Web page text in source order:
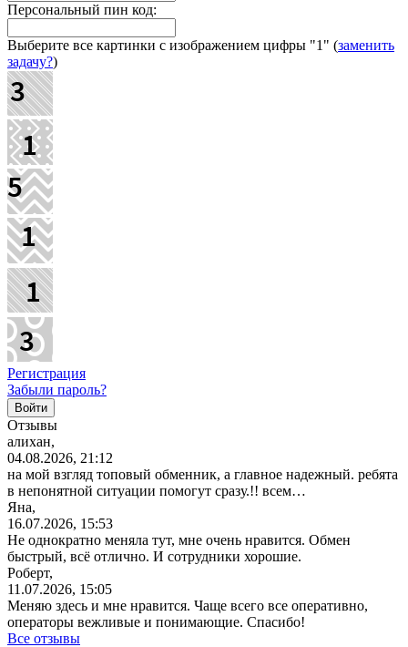
Персональный пин код:
Выберите все картинки с изображением цифры "1" (заменить
задачу?)
Регистрация
Забыли пароль?
Отзывы
алихан,
04.08.2026, 21:12
на мой взгляд топовый обменник, а главное надежный. ребята
в непонятной ситуации помогут сразу.!! всем…
Яна,
16.07.2026, 15:53
Не однократно меняла тут, мне очень нравится. Обмен
быстрый, всё отлично. И сотрудники хорошие.
Роберт,
11.07.2026, 15:05
Меняю здесь и мне нравится. Чаще всего все оперативно,
операторы вежливые и понимающие. Спасибо!
Все отзывы